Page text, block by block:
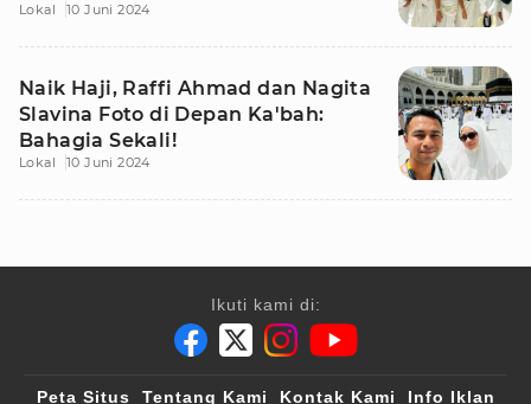
Lokal 10 Juni 2024
Naik Haji, Raffi Ahmad dan Nagita
Slavina Foto di Depan Ka'bah:
Bahagia Sekali!
Lokal 10 Juni 2024
Ikuti kami di:
Peta Situs Tentang Kami Kontak Kami Info Iklan